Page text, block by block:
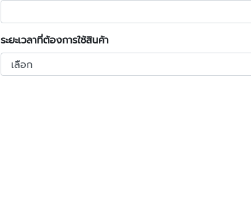
ระยะเวลาที่ต้องการใช้สินค้า